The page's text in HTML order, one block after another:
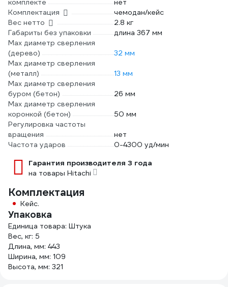
комплекте
нет
Комплектация
чемодан/кейс
Вес нетто
2.8 кг
Габариты без упаковки
длина 367 мм
Мах диаметр сверления
(дерево)
32 мм
Max диаметр сверления
(металл)
13 мм
Max диаметр сверления
буром (бетон)
26 мм
Max диаметр сверления
коронкой (бетон)
50 мм
Регулировка частоты
вращения
нет
Частота ударов
0-4300 уд/мин
Гарантия производителя 3 года
на товары Hitachi
Комплектация
Кейс.
Упаковка
Единица товара: Штука
Вес, кг: 5
Длина, мм: 443
Ширина, мм: 109
Высота, мм: 321